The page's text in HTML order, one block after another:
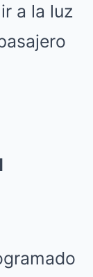
a la luz